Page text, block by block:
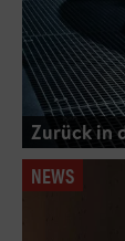
Zurück in
NEWS